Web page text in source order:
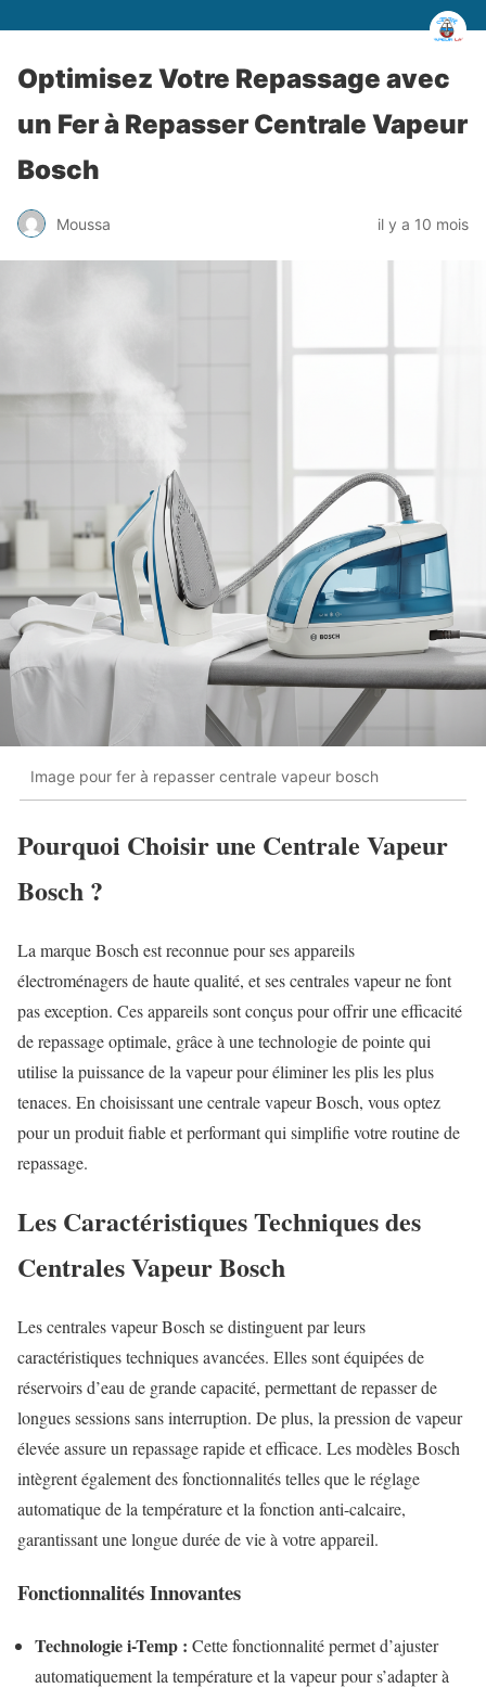
Optimisez Votre Repassage avec
un Fer à Repasser Centrale Vapeur
Bosch
Moussa il y a 10 mois
Image pour fer à repasser centrale vapeur bosch
Pourquoi Choisir une Centrale Vapeur
Bosch ?
La marque Bosch est reconnue pour ses appareils
électroménagers de haute qualité, et ses centrales vapeur ne font
pas exception. Ces appareils sont conçus pour offrir une efficacité
de repassage optimale, grâce à une technologie de pointe qui
utilise la puissance de la vapeur pour éliminer les plis les plus
tenaces. En choisissant une centrale vapeur Bosch, vous optez
pour un produit fiable et performant qui simplifie votre routine de
repassage.
Les Caractéristiques Techniques des
Centrales Vapeur Bosch
Les centrales vapeur Bosch se distinguent par leurs
caractéristiques techniques avancées. Elles sont équipées de
réservoirs d’eau de grande capacité, permettant de repasser de
longues sessions sans interruption. De plus, la pression de vapeur
élevée assure un repassage rapide et efficace. Les modèles Bosch
intègrent également des fonctionnalités telles que le réglage
automatique de la température et la fonction anti-calcaire,
garantissant une longue durée de vie à votre appareil.
Fonctionnalités Innovantes
Technologie i-Temp : Cette fonctionnalité permet d’ajuster
automatiquement la température et la vapeur pour s’adapter à